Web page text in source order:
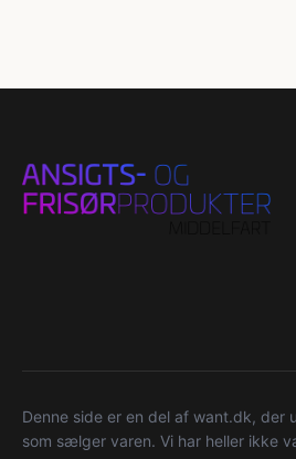
Denne side er en del af want.dk,
som sælger varen. Vi har heller ikke